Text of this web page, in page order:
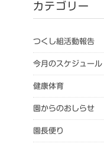
カテゴリー
つくし組活動報告
今月のスケジュール
健康体育
園からのおしらせ
園長便り